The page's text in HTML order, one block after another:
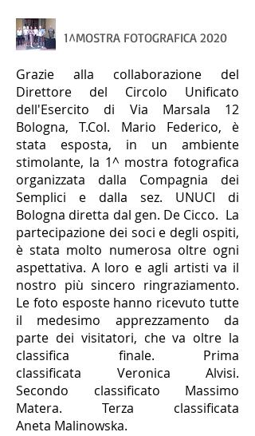
1^MOSTRA FOTOGRAFICA 2020
Grazie alla collaborazione del
Direttore del Circolo Unificato
dell'Esercito di Via Marsala 12
Bologna, T.Col. Mario Federico, è
stata esposta, in un ambiente
stimolante, la 1^ mostra fotografica
organizzata dalla Compagnia dei
Semplici e dalla sez. UNUCI di
Bologna diretta dal gen. De Cicco. La
partecipazione dei soci e degli ospiti,
è stata molto numerosa oltre ogni
aspettativa. A loro e agli artisti va il
nostro più sincero ringraziamento.
Le foto esposte hanno ricevuto tutte
il medesimo apprezzamento da
parte dei visitatori, che va oltre la
classifica finale. Prima
classificata Veronica Alvisi.
Secondo classificato Massimo
Matera. Terza classificata
Aneta Malinowska.